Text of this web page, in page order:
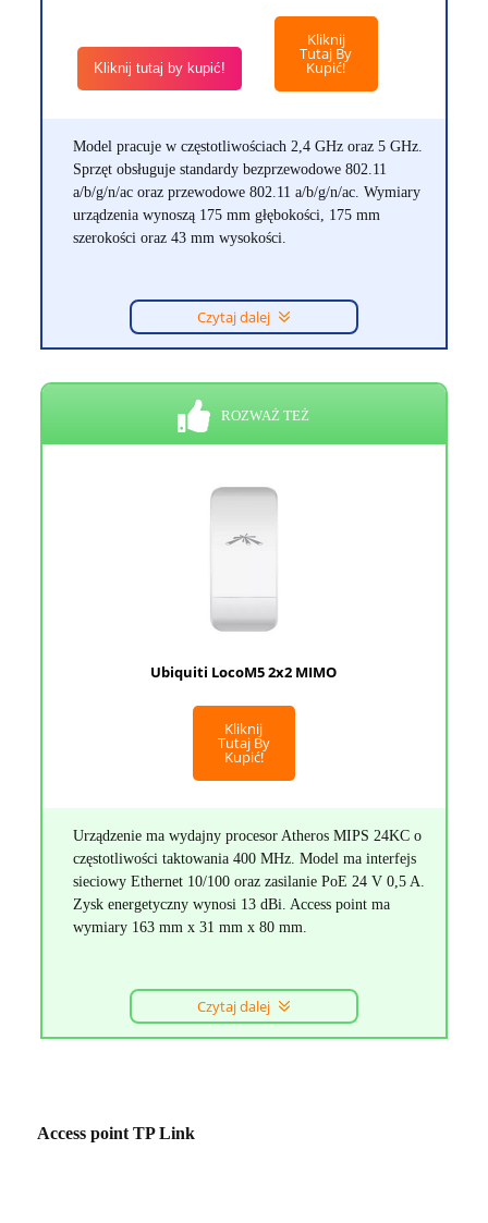
Kliknij tutaj by kupić!
Kliknij
Tutaj By
Kupić!
Model pracuje w częstotliwościach 2,4 GHz oraz 5 GHz.
Sprzęt obsługuje standardy bezprzewodowe 802.11
a/b/g/n/ac oraz przewodowe 802.11 a/b/g/n/ac. Wymiary
urządzenia wynoszą 175 mm głębokości, 175 mm
szerokości oraz 43 mm wysokości.
Czytaj dalej
ROZWAŻ TEŻ
Ubiquiti LocoM5 2x2 MIMO
Kliknij
Tutaj By
Kupić!
Urządzenie ma wydajny procesor Atheros MIPS 24KC o
częstotliwości taktowania 400 MHz. Model ma interfejs
sieciowy Ethernet 10/100 oraz zasilanie PoE 24 V 0,5 A.
Zysk energetyczny wynosi 13 dBi. Access point ma
wymiary 163 mm x 31 mm x 80 mm.
Czytaj dalej
Access point TP Link